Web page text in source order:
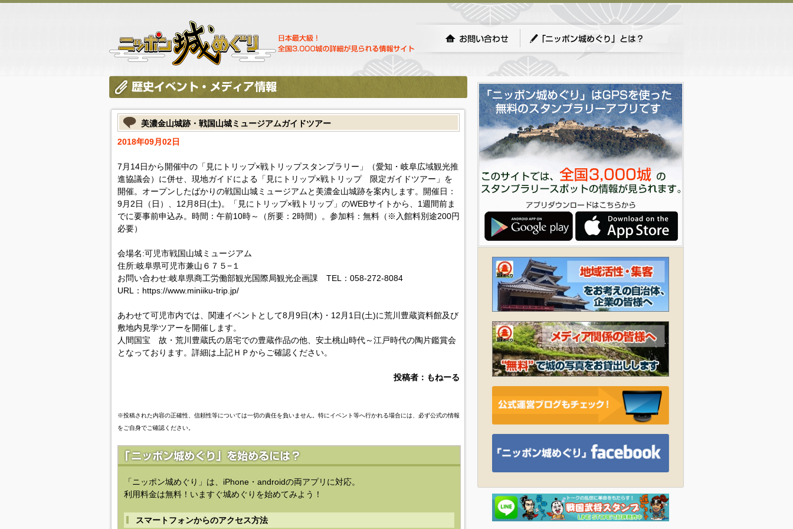
美濃金山城跡・戦国山城ミュージアムガイドツアー
2018年09月02日
7月14日から開催中の「見にトリップ×戦トリップスタンプラリー」（愛知・岐阜広域観光推
進協議会）に併せ、現地ガイドによる「見にトリップ×戦トリップ 限定ガイドツアー」を
開催。オープンしたばかりの戦国山城ミュージアムと美濃金山城跡を案内します。開催日：
9月2日（日）、12月8日(土)。「見にトリップ×戦トリップ」のWEBサイトから、1週間前ま
でに要事前申込み。時間：午前10時～（所要：2時間）。参加料：無料（※入館料別途200円
必要）
会場名:可児市戦国山城ミュージアム
住所:岐阜県可児市兼山６７５−１
お問い合わせ:岐阜県商工労働部観光国際局観光企画課 TEL：058-272-8084
URL：https://www.miniiku-trip.jp/
あわせて可児市内では、関連イベントとして8月9日(木)・12月1日(土)に荒川豊蔵資料館及び
敷地内見学ツアーを開催します。
人間国宝 故・荒川豊蔵氏の居宅での豊蔵作品の他、安土桃山時代～江戸時代の陶片鑑賞会
となっております。詳細は上記ＨＰからご確認ください。
投稿者：もねーる
※投稿された内容の正確性、信頼性等については一切の責任を負いません。特にイベント等へ行かれる場合には、必ず公式の情報
をご自身でご確認ください。
「ニッポン城めぐり」は、iPhone・androidの両アプリに対応。
利用料金は無料！いますぐ城めぐりを始めてみよう！
スマートフォンからのアクセス方法